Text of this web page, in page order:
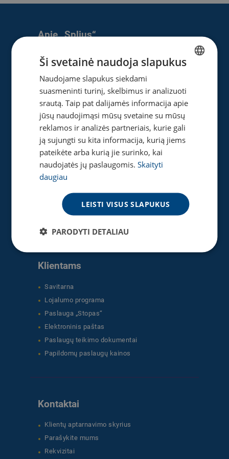
Apie „Splius“
Naujienos
Karjera
Privatumo ir slapukų politika
Naudinga
Gaukite pasiūlymą
Tinklaraštis
Greičio matuoklė
Klientams
Savitarna
Lojalumo programa
Paslauga „Stopas“
Elektroninis paštas
Paslaugų teikimo dokumentai
Papildomų paslaugų kainos
Kontaktai
Klientų aptarnavimo skyrius
Parašykite mums
Rekvizitai
ENGLISH
Ši svetainė naudoja slapukus
Naudojame slapukus siekdami
suasmeninti turinį, skelbimus ir analizuoti
srautą. Taip pat dalijamės informacija apie
jūsų naudojimąsi mūsų svetaine su mūsų
reklamos ir analizės partneriais, kurie gali
ją sujungti su kita informacija, kurią jiems
pateikėte arba kurią jie surinko, kai
naudojatės jų paslaugomis. Skaityti
daugiau
LEISTI VISUS SLAPUKUS
PARODYTI DETALIAU